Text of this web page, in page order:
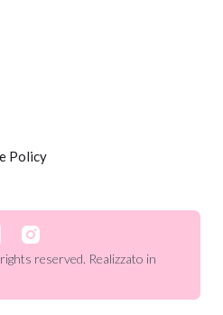
Policy
reserved. Realizzato in